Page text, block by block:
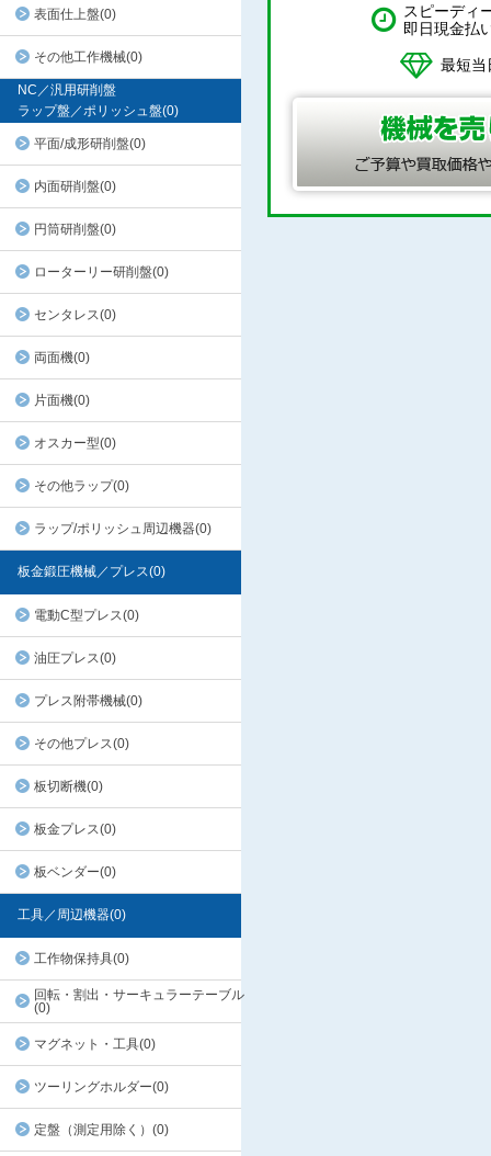
表面仕上盤(0)
その他工作機械(0)
NC／汎用研削盤
ラップ盤／ポリッシュ盤(0)
平面/成形研削盤(0)
内面研削盤(0)
円筒研削盤(0)
ローターリー研削盤(0)
センタレス(0)
両面機(0)
片面機(0)
オスカー型(0)
その他ラップ(0)
ラップ/ポリッシュ周辺機器(0)
板金鍛圧機械／プレス(0)
電動C型プレス(0)
油圧プレス(0)
プレス附帯機械(0)
その他プレス(0)
板切断機(0)
板金プレス(0)
板ベンダー(0)
工具／周辺機器(0)
工作物保持具(0)
回転・割出・サーキュラーテーブル
(0)
マグネット・工具(0)
ツーリングホルダー(0)
定盤（測定用除く）(0)
スピーディ
即日現金払
最短当